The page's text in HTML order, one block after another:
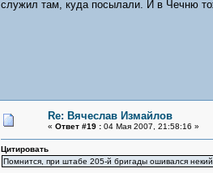
служил там, куда посылали. И в Чечню
Re: Вячеслав Измайлов
« Ответ #19 :04 Мая 2007, 21:58:16 »
Цитировать
Помнится, при штабе 205-й бригады ошивался